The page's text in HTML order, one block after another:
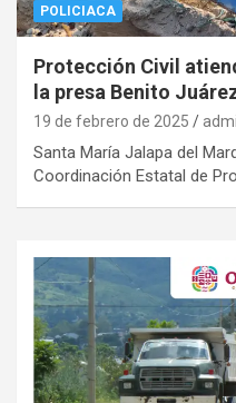
POLICIACA
Protección Civil
la presa Benito
19 de febrero de 2025
Santa María Jalapa del
Coordinación Estatal de